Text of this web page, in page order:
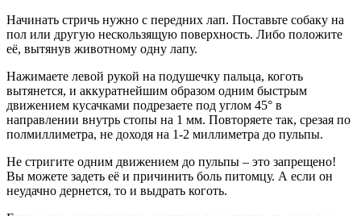
Начинать стричь нужно с передних лап. Поставьте собаку на
пол или другую нескользящую поверхность. Либо положите
её, вытянув животному одну лапу.
Нажимаете левой рукой на подушечку пальца, коготь
вытянется, и аккуратнейшим образом одним быстрым
движением кусачками подрезаете под углом 45° в
направлении внутрь стопы на 1 мм. Повторяете так, срезая по
полмиллиметра, не доходя на 1-2 миллиметра до пульпы.
Не стригите одним движением до пульпы – это запрещено!
Вы можете задеть её и причинить боль питомцу. А если он
неудачно дернется, то и выдрать коготь.